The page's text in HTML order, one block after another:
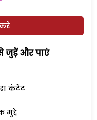
जुड़ेें और पाएं
कंटेंट
मुद्दे